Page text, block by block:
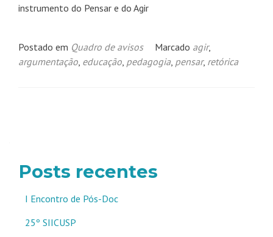
instrumento do Pensar e do Agir
Postado em Quadro de avisos Marcado agir,
argumentação, educação, pedagogia, pensar, retórica
Posts recentes
I Encontro de Pós-Doc
25º SIICUSP